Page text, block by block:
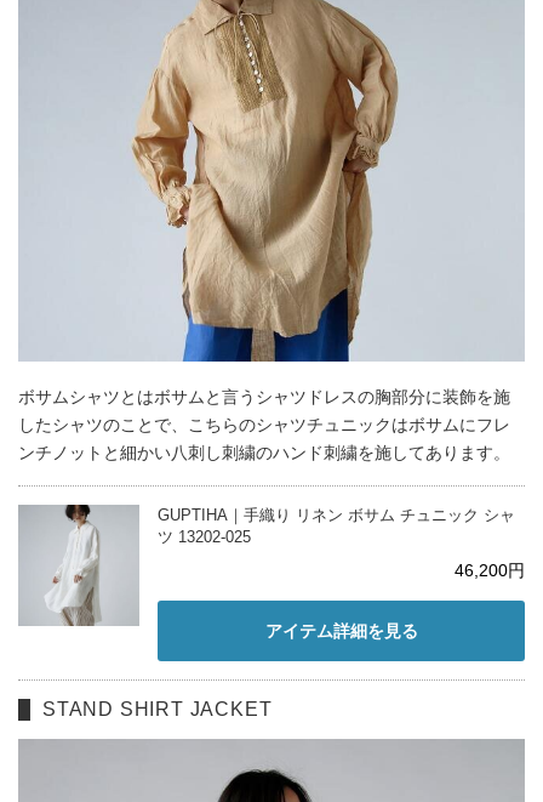
ボサムシャツとはボサムと言うシャツドレスの胸部分に装飾を施
したシャツのことで、こちらのシャツチュニックはボサムにフレ
ンチノットと細かい八刺し刺繍のハンド刺繍を施してあります。
GUPTIHA｜手織り リネン ボサム チュニック シャ
ツ 13202-025
46,200円
アイテム詳細を見る
STAND SHIRT JACKET